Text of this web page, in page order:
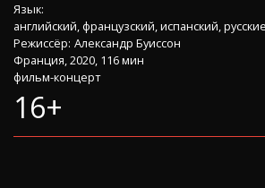
Язык:
английский, французский, испанский,
Режиссёр: Александр Буиссон
Франция, 2020, 116 мин
фильм-концерт
16+